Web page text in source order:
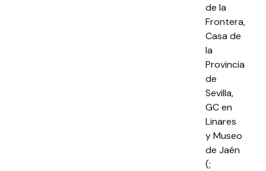
de la
Frontera,
Casa de
la
Provincia
de
Sevilla,
GC en
Linares
y Museo
de Jaén
(;